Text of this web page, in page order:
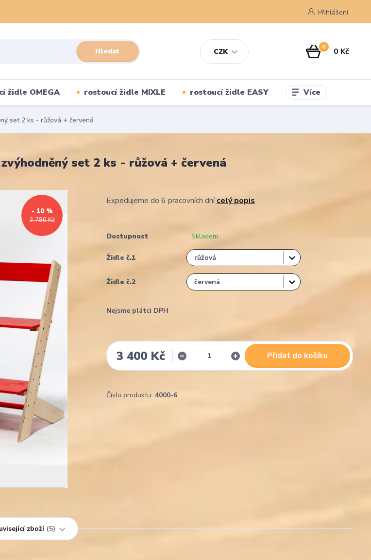
CZK
Přihlášení
Hledat 0 0 Kč
židle OMEGA rostoucí židle MIXLE rostoucí židle EASY Více
set 2 ks - růžová + červená
set 2 ks - růžová + červená
3 780 Kč
- 10 %
Expedujeme do 6 pracovních dnícelý popis
Dostupnost Skladem
Židle č.1
Židle č.2
Nejsme plátci DPH
3 400 Kč Přidat do košíku
Číslo produktu: 4000-6
zboží 5